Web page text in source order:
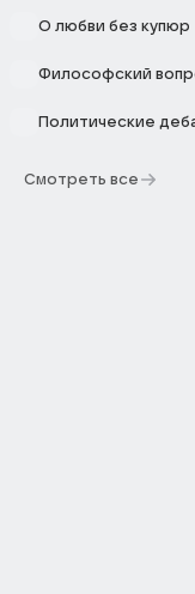
О любви без купюр
Философский
Политические
Смотреть все